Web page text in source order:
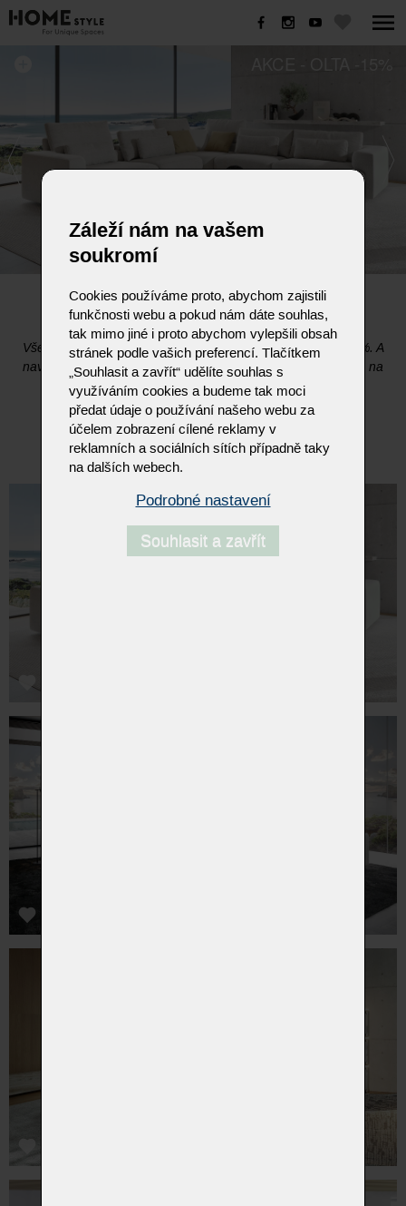
AKCE - OLTA -15%
AKCE - OLTA -15%
Všechny modely značky OLTA nyní zakoupíte se slevou 15%.A
navíc včetně dopravy a montáže v rámci ČR zdarma.
Je jen na
Vás, jaký model, variantu či materiál zvolíte.
Kompletní přehled modelů naleznete zde.
Slevy se nevztahují na výprodejové sestavy v outletu.
Záleží nám na vašem
soukromí
Cookies používáme proto, abychom zajistili
funkčnosti webu a pokud nám dáte souhlas,
tak mimo jiné i proto abychom vylepšili obsah
stránek podle vašich preferencí. Tlačítkem
„Souhlasit a zavřít“ udělíte souhlas s
využíváním cookies a budeme tak moci
předat údaje o používání našeho webu za
účelem zobrazení cílené reklamy v
reklamních a sociálních sítích případně taky
na dalších webech.
Podrobné nastavení
Souhlasit a zavřít